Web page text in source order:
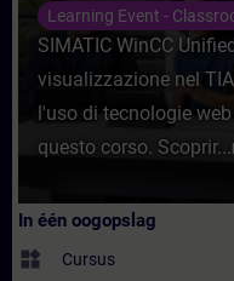
Learning Event -
SIMATIC WinCC
visualizzazione nel
l'uso di tecnologie
questo corso. Scoprir...
In één oogopslag
widgets Cursus